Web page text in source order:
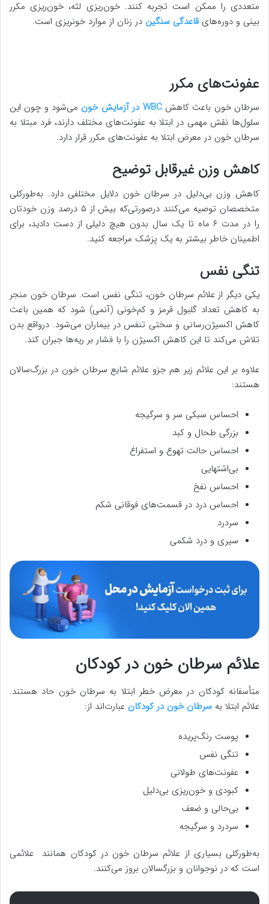
متعددی را ممکن است تجربه کنند. خون‌ریزی لثه، خون‌ریزی مکرر
بینی و دوره‌های قاعدگی سنگین در زنان از موارد خونریزی است.
عفونت‌های مکرر
سرطان خون باعث کاهشWBC در آزمایش خون
می‌شود و چون این
سلول‌ها نقش مهمی در ابتلا به عفونت‌های مختلف دارند، فرد مبتلا به
سرطان خون در معرض ابتلا به عفونت‌های مکرر قرار دارد.
کاهش وزن غیرقابل توضیح
کاهش وزن بی‌دلیل در سرطان خون دلایل مختلفی دارد. به‌طورکلی
متخصصان توصیه می‌کنند درصورتی‌که بیش از ۵ درصد وزن خودتان
را در مدت ۶ ماه تا یک سال بدون هیچ دلیلی از دست دادید، برای
اطمینان خاطر بیشتر به یک پزشک مراجعه کنید.
تنگی نفس
یکی دیگر از علائم سرطان خون، تنگی نفس است. سرطان خون منجر
به کاهش تعداد گلبول قرمز و کم‌خونی (آنمی) شود که همین باعث
کاهش اکسیژن‌رسانی و سختی تنفس در بیماران می‌شود. درواقع بدن
تلاش می‌کند تا این کاهش اکسیژن را با فشار بر ریه‌ها جبران کند.
علاوه بر این علائم زیر هم جزو علائم شایع سرطان خون در بزرگ‌سالان
هستند:
احساس سبکی سر و سرگیجه
بزرگی طحال و کبد
احساس حالت تهوع و استفراغ
بی‌اشتهایی
احساس نفخ
احساس درد در قسمت‌های فوقانی شکم
سردرد
سیری و درد شکمی
علائم سرطان خون در کودکان
متأسفانه کودکان در معرض خطر ابتلا به سرطان خون حاد هستند.
علائم ابتلا به سرطان خون در کودکان عبارت‌اند از:
پوست رنگ‌پریده
تنگی نفس
عفونت‌های طولانی
کبودی و خون‌ریزی بی‌دلیل
بی‌حالی و ضعف
سردرد و سرگیجه
به‌طورکلی بسیاری از علائم سرطان خون در کودکان همانند علائمی
است که در نوجوانان و بزرگسالان بروز می‌کنند.